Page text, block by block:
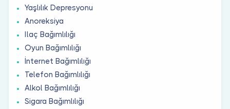
Yaşlılık Depresyonu
Anoreksiya
Ilaç Bağımlılığı
Oyun Bağımlılığı
İnternet Bağımlılığı
Telefon Bağımlılığı
Alkol Bağımlılığı
Sigara Bağımlılığı